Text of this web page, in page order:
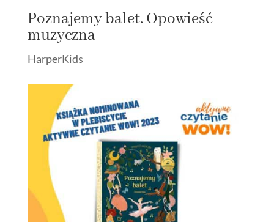
Poznajemy balet. Opowieść
muzyczna
HarperKids